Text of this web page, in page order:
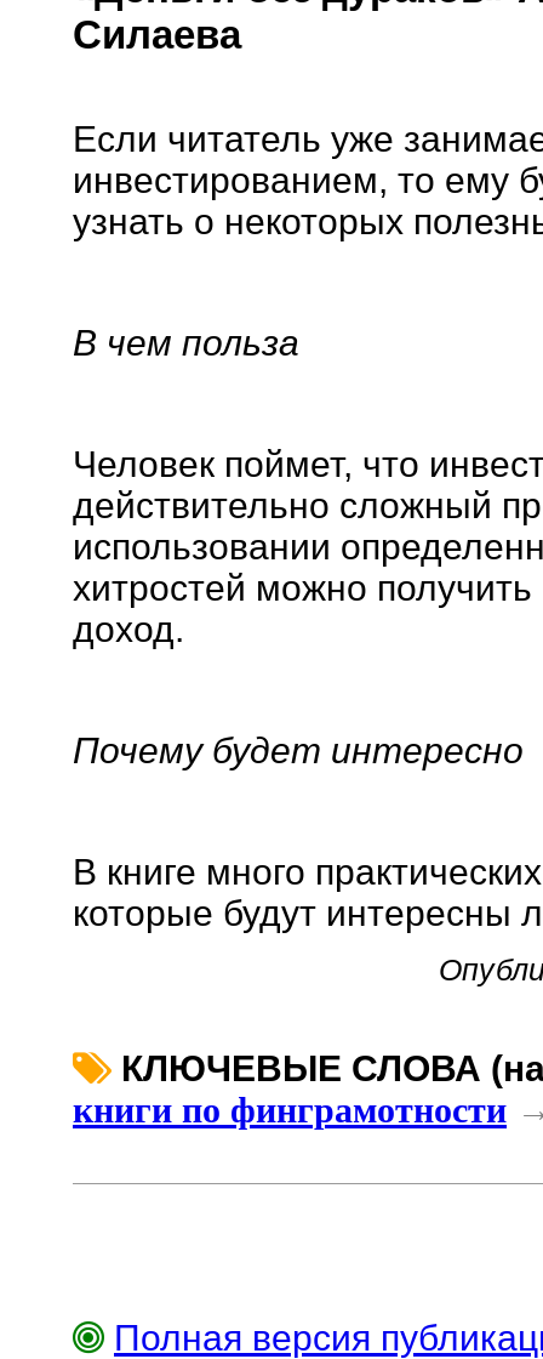
Силаева
Если читатель уже
инвестированием, то ему
узнать о некоторых
В чем польза
Человек поймет, что
действительно сложный
использовании
хитростей можно
доход.
Почему будет интересно
В книге много
которые будут интересны
КЛЮЧЕВЫЕ СЛОВА
книги по финграмотности
Полная версия